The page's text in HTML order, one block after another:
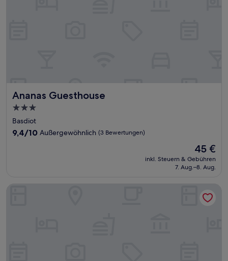
Ananas Guesthouse
Ananas Guesthouse
3.0-
Sterne-
Unterkunft
Basdiot
9.4
9,4/10 Außergewöhnlich (3 Bewertungen)
Der
Preis
beträgt
45 €
inkl. Steuern & Gebühren
7. Aug.–8. Aug.